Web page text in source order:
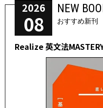
2026
08
NEW
おすすめ新刊
Realize 英文法